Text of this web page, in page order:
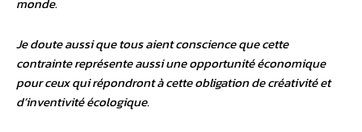
monde.
Je doute aussi que tous aient conscience que cette
contrainte représente aussi une opportunité économique
pour ceux qui répondront à cette obligation de créativité et
d’inventivité écologique.